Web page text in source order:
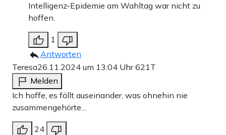
Intelligenz-Epidemie am Wahltag war nicht zu
hoffen.
1
Antworten
Teresa26.11.2024 um 13:04 Uhr621T
Melden
Ich hoffe, es fällt auseinander, was ohnehin nie
zusammengehörte…
24